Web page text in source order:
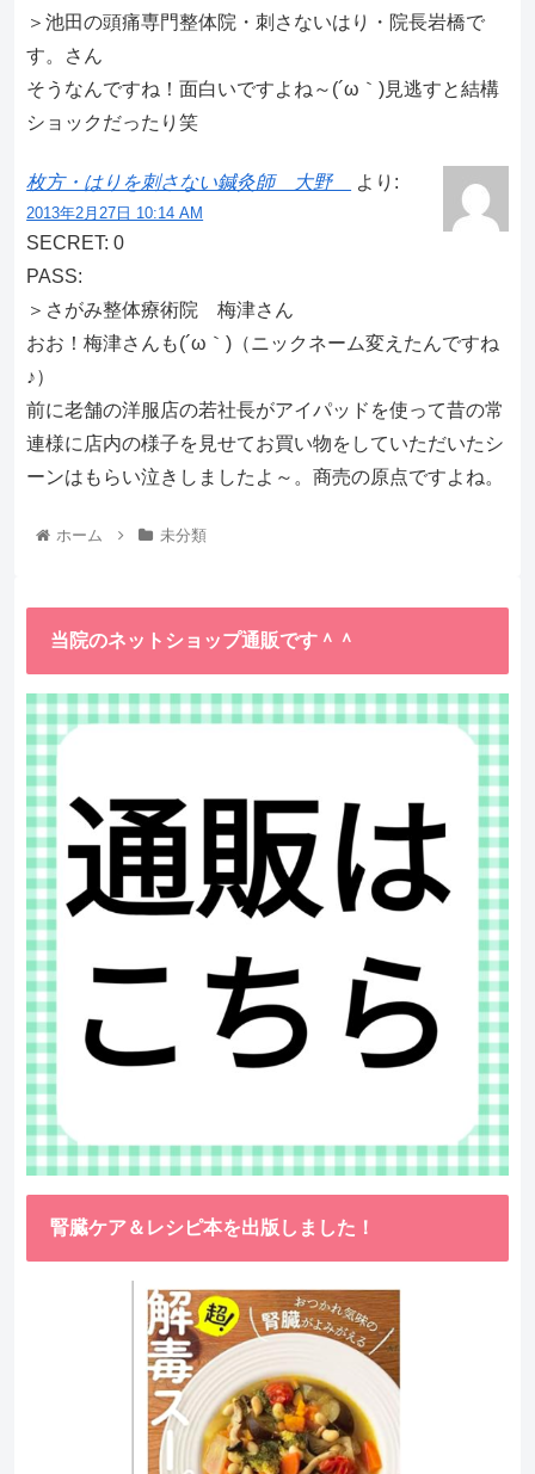
＞池田の頭痛専門整体院・刺さないはり・院長岩橋で
す。さん
そうなんですね！面白いですよね～(´ω｀)見逃すと結構
ショックだったり笑
枚方・はりを刺さない鍼灸師 大野 より:
2013年2月27日 10:14 AM
SECRET: 0
PASS:
＞さがみ整体療術院 梅津さん
おお！梅津さんも(´ω｀)（ニックネーム変えたんですね
♪）
前に老舗の洋服店の若社長がアイパッドを使って昔の常
連様に店内の様子を見せてお買い物をしていただいたシ
ーンはもらい泣きしましたよ～。商売の原点ですよね。
ホーム 未分類
当院のネットショップ通販です＾＾
腎臓ケア＆レシピ本を出版しました！